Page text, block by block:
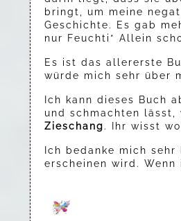
bringt, um meine
Geschichte. Es gab
nur Feuchti* Allein
Es ist das allererste
würde mich sehr über
Ich kann dieses Buch
und schmachten
Zieschang. Ihr wisst
Ich bedanke mich sehr
erscheinen wird.